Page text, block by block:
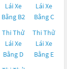
Lái Xe
Bằng B2
Lái Xe
Bằng C
Thi Thử
Lái Xe
Bằng D
Thi Thử
Lái Xe
Bằng E